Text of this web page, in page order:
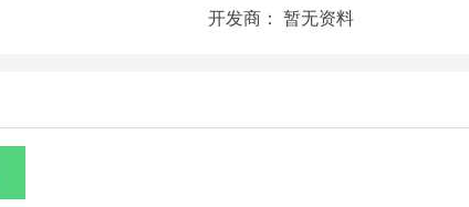
开发商： 暂无资料